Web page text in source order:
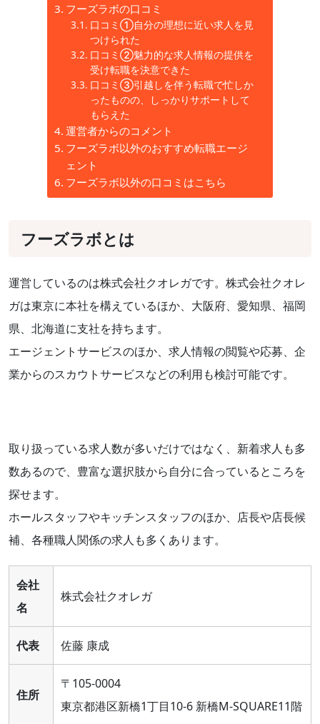
フーズラボの口コミ
口コミ①自分の理想に近い求人を見
つけられた
口コミ②魅力的な求人情報の提供を
受け転職を決意できた
口コミ③引越しを伴う転職で忙しか
ったものの、しっかりサポートして
もらえた
運営者からのコメント
フーズラボ以外のおすすめ転職エージ
ェント
フーズラボ以外の口コミはこちら
フーズラボとは
運営しているのは株式会社クオレガです。株式会社クオレ
ガは東京に本社を構えているほか、大阪府、愛知県、福岡
県、北海道に支社を持ちます。
エージェントサービスのほか、求人情報の閲覧や応募、企
業からのスカウトサービスなどの利用も検討可能です。
取り扱っている求人数が多いだけではなく、新着求人も多
数あるので、豊富な選択肢から自分に合っているところを
探せます。
ホールスタッフやキッチンスタッフのほか、店長や店長候
補、各種職人関係の求人も多くあります。
会社
名
株式会社クオレガ
代表 佐藤 康成
住所
〒105-0004
東京都港区新橋1丁目10-6 新橋M-SQUARE11階